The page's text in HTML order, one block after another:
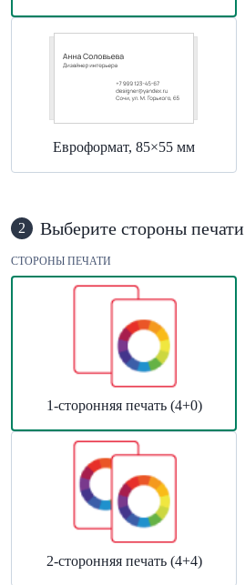
Евроформат, 85×55 мм
2 Выберите стороны печати
СТОРОНЫ ПЕЧАТИ
1-сторонняя печать (4+0)
2-сторонняя печать (4+4)